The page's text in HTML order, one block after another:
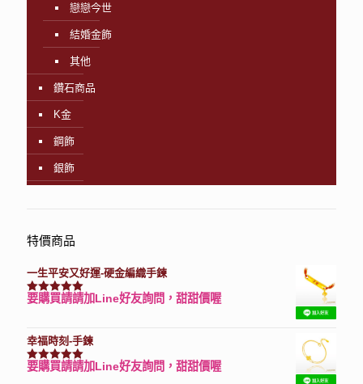
戀戀今世
結婚金飾
其他
鑽石商品
K金
鋼飾
銀飾
特價商品
一生平安又好運-硬金編織手鍊
評分7740滿分 5
要購買請請加Line好友詢問，甜甜價喔
幸福時刻-手鍊
評分3150滿分 5
要購買請請加Line好友詢問，甜甜價喔